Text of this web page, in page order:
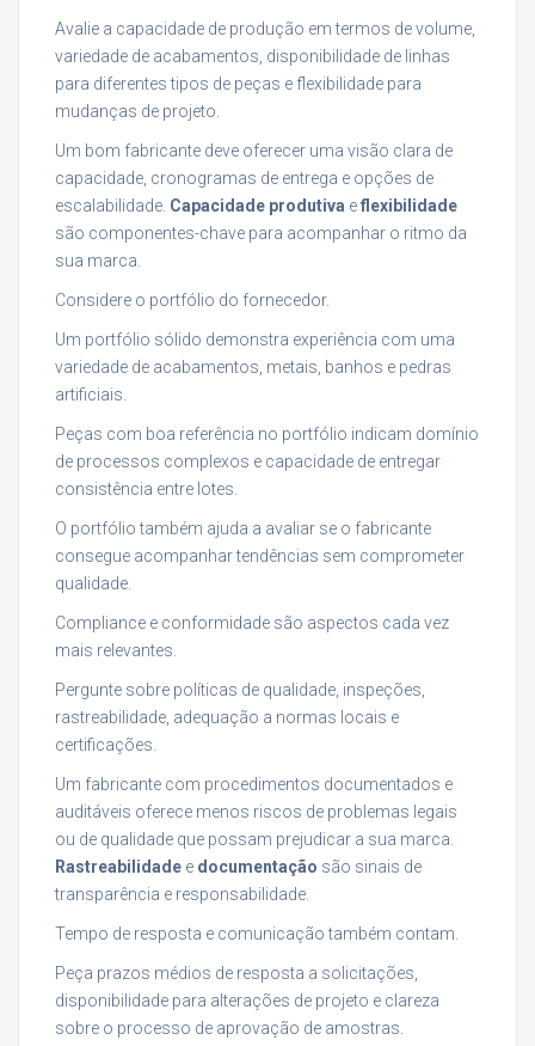
Avalie a capacidade de produção em termos de volume,
variedade de acabamentos, disponibilidade de linhas
para diferentes tipos de peças e flexibilidade para
mudanças de projeto.
Um bom fabricante deve oferecer uma visão clara de
capacidade, cronogramas de entrega e opções de
escalabilidade. Capacidade produtiva eflexibilidade
são componentes-chave para acompanhar o ritmo da
sua marca.
Considere o portfólio do fornecedor.
Um portfólio sólido demonstra experiência com uma
variedade de acabamentos, metais, banhos e pedras
artificiais.
Peças com boa referência no portfólio indicam domínio
de processos complexos e capacidade de entregar
consistência entre lotes.
O portfólio também ajuda a avaliar se o fabricante
consegue acompanhar tendências sem comprometer
qualidade.
Compliance e conformidade são aspectos cada vez
mais relevantes.
Pergunte sobre políticas de qualidade, inspeções,
rastreabilidade, adequação a normas locais e
certificações.
Um fabricante com procedimentos documentados e
auditáveis oferece menos riscos de problemas legais
ou de qualidade que possam prejudicar a sua marca.
Rastreabilidade e documentação são sinais de
transparência e responsabilidade.
Tempo de resposta e comunicação também contam.
Peça prazos médios de resposta a solicitações,
disponibilidade para alterações de projeto e clareza
sobre o processo de aprovação de amostras.